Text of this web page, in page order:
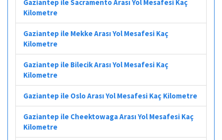
Gaziantep ile Sacramento Arası Yol Mesafesi Kaç
Kilometre
Gaziantep ile Mekke Arası Yol Mesafesi Kaç
Kilometre
Gaziantep ile Bilecik Arası Yol Mesafesi Kaç
Kilometre
Gaziantep ile Oslo Arası Yol Mesafesi Kaç Kilometre
Gaziantep ile Cheektowaga Arası Yol Mesafesi Kaç
Kilometre